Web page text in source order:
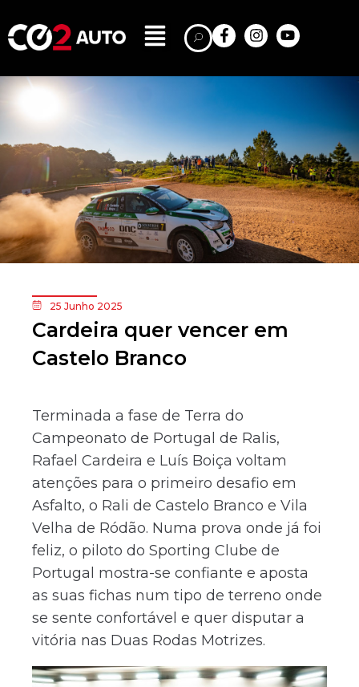
25 Junho 2025
Cardeira quer vencer em
Castelo Branco
Terminada a fase de Terra do
Campeonato de Portugal de Ralis,
Rafael Cardeira e Luís Boiça voltam
atenções para o primeiro desafio em
Asfalto, o Rali de Castelo Branco e Vila
Velha de Ródão. Numa prova onde já foi
feliz, o piloto do Sporting Clube de
Portugal mostra-se confiante e aposta
as suas fichas num tipo de terreno onde
se sente confortável e quer disputar a
vitória nas Duas Rodas Motrizes.